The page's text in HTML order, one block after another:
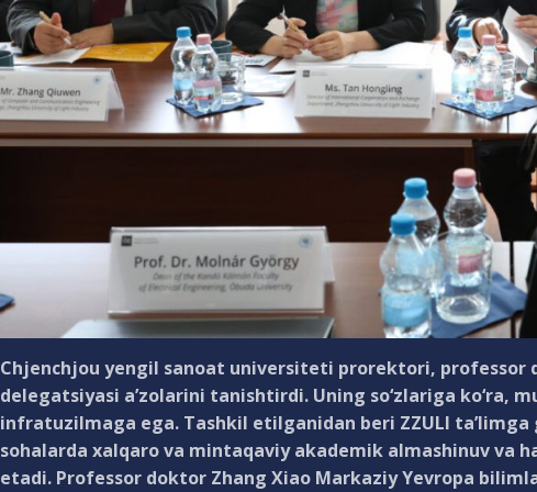
Chjenchjou yengil sanoat universiteti prorektori, professor
delegatsiyasi a’zolarini tanishtirdi. Uning so‘zlariga ko‘ra,
infratuzilmaga ega. Tashkil etilganidan beri ZZULI
sohalarda xalqaro va mintaqaviy akademik almashinuv va
etadi. Professor doktor Zhang Xiao Markaziy Yevropa